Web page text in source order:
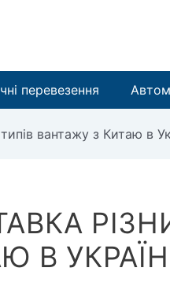
перевезення
вантажу з Китаю в
В